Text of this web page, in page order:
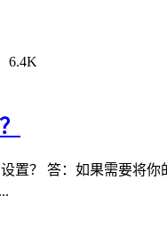
6.4K
置？ 答：如果需要将